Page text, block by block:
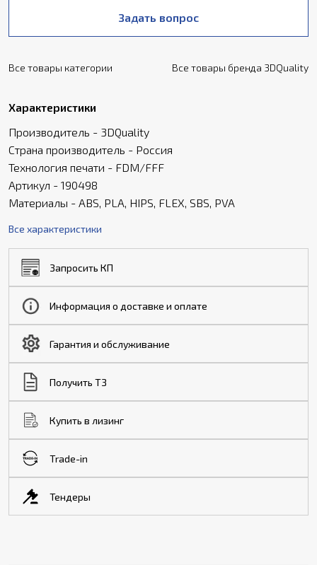
Задать вопрос
Все товары категории Все товары бренда 3DQuality
Характеристики
Производитель - 3DQuality
Страна производитель - Россия
Технология печати - FDM/FFF
Артикул - 190498
Материалы - ABS, PLA, HIPS, FLEX, SBS, PVA
Все характеристики
Запросить КП
Информация о доставке и оплате
Гарантия и обслуживание
Получить ТЗ
Купить в лизинг
Trade-in
Тендеры